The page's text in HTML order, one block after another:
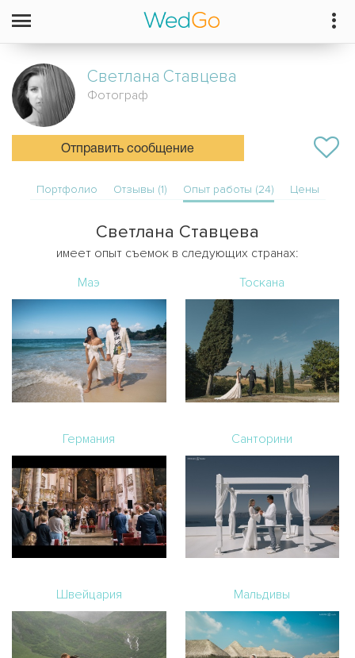
Светлана Ставцева
Фотограф
Отправить сообщение
Портфолио Отзывы (1) Опыт работы (24) Цены
Светлана Ставцева
имеет опыт съемок в следующих странах:
Маэ
Тоскана
Германия Санторини
Швейцария Мальдивы